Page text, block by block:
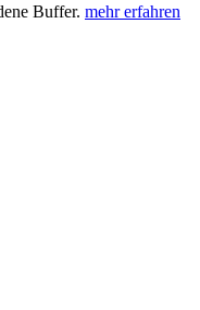
Buffer. mehr erfahren